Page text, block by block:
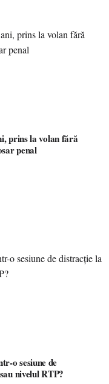
prins la volan fără
penal
o sesiune de
nivelul RTP?